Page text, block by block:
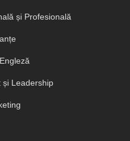
și Profesională
și Leadership